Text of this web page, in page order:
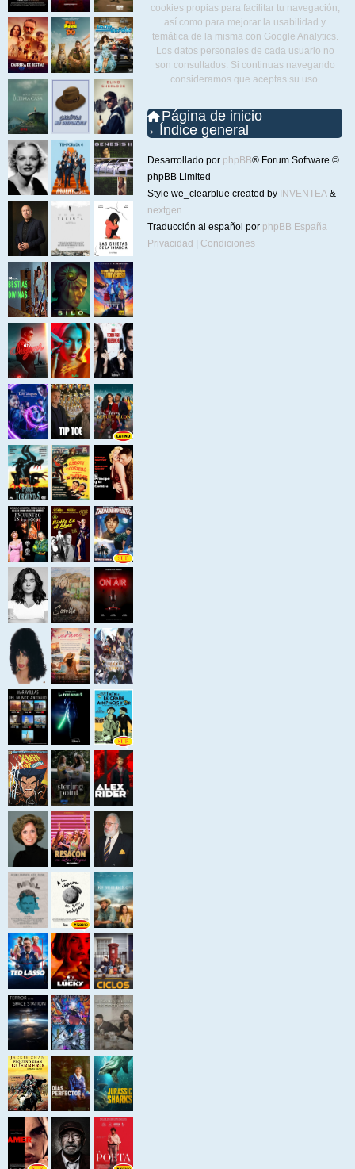
cookies propias para facilitar tu navegación,
así como para mejorar la usabilidad y
temática de la misma con Google Analytics.
Los datos personales de cada usuario no
son consultados. Si continuas navegando
consideramos que aceptas su uso.
Página de inicio
Índice general
Desarrollado por phpBB® Forum Software ©
phpBB Limited
Style we_clearblue created by INVENTEA &
nextgen
Traducción al español por phpBB España
Privacidad
Condiciones